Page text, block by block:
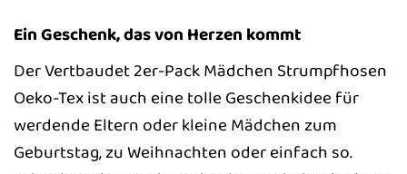
Ein Geschenk, das von Herzen kommt
Der Vertbaudet 2er-Pack Mädchen Strumpfhosen
Oeko-Tex ist auch eine tolle Geschenkidee für
werdende Eltern oder kleine Mädchen zum
Geburtstag, zu Weihnachten oder einfach so.